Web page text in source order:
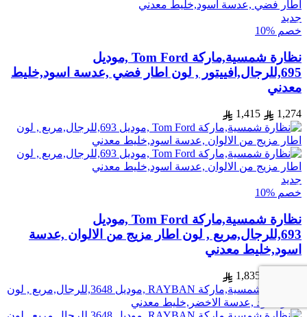
جديد
خصم %10
نظارة شمسية,ماركة Tom Ford ,موديل
695,للرجال,افييتور , لون اطار فضي ,عدسة اسود,خليط
معدني
1,274
1,415
جديد
خصم %10
نظارة شمسية,ماركة Tom Ford ,موديل
693,للرجال,مربع , لون اطار مزيج من الالوان ,عدسة
اسود,خليط معدني
1,835